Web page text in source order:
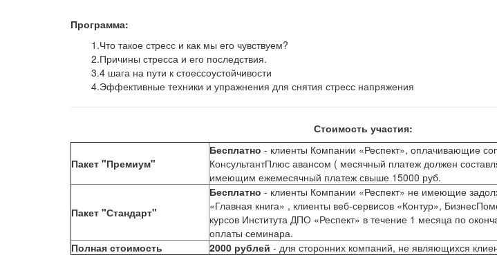
Программа:
1.Что такое стресс и как мы его чувствуем?
2.Причины стресса и его последствия.
3.4 шага на пути к стоессоустойчивости
4.Эффективные техники и упражнения для снятия стресс напряжения
Стоимость участия:
Пакет "Премиум"
Бесплатно - клиенты Компании «Респект», оплачивающие
КонсультантПлюс авансом ( месячный платеж должен
имеющим ежемесячный платеж свыше 15000 руб.
Пакет "Стандарт"
Бесплатно - клиенты Компании «Респект» не имеющие
«Главная книга» , клиенты веб-сервисов «Контур»,
курсов Института ДПО «Респект» в течение 1 месяца по
оплаты семинара.
Полная стоимость
2000 рублей - для сторонних компаний, не являющихся